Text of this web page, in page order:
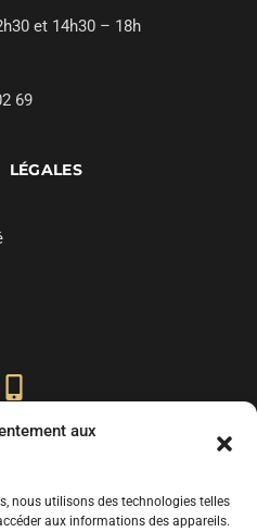
aux
nous utilisons des technologies telles
aux informations des appareils.
et 14h30 – 18h
69
02 69